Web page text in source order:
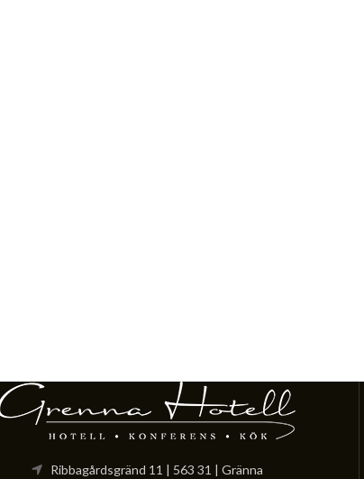
Ribbagårdsgränd 11 | 563 31 | Gränna